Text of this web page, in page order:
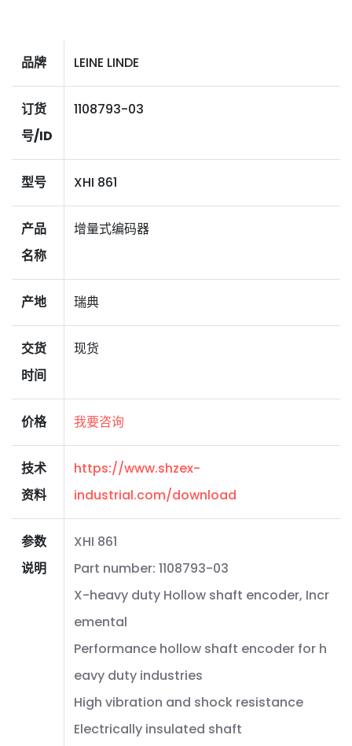
品牌 LEINE LINDE
订货
号/ID
1108793-03
型号 XHI 861
产品
名称
增量式编码器
产地 瑞典
交货
时间
现货
价格 我要咨询
技术
资料
https://www.shzex-
industrial.com/download
参数
说明
XHI 861
Part number: 1108793-03
X-heavy duty Hollow shaft encoder, Incr
emental
Performance hollow shaft encoder for h
eavy duty industries
High vibration and shock resistance
Electrically insulated shaft